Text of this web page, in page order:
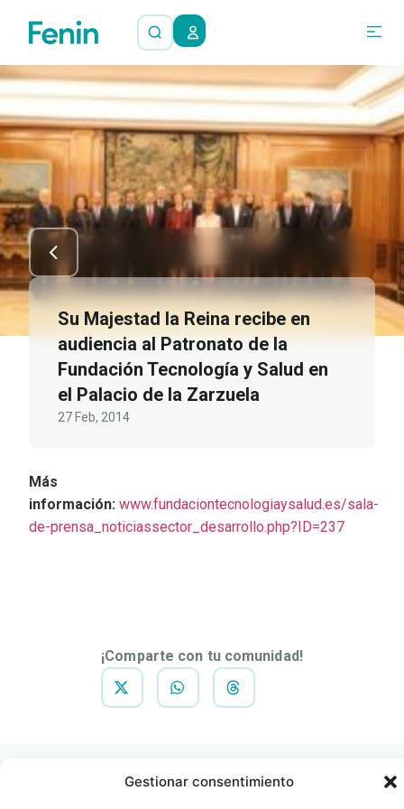
Gestionar consentimiento
Su Majestad la Reina recibe en
audiencia al Patronato de la
Fundación Tecnología y Salud en
el Palacio de la Zarzuela
27 Feb, 2014
Más
información: www.fundaciontecnologiaysalud.es/sala-
de-prensa_noticiassector_desarrollo.php?ID=237
¡Comparte con tu comunidad!